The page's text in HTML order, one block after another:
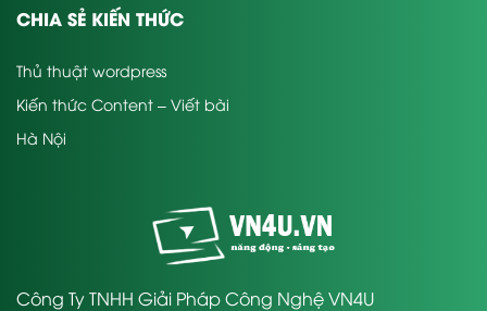
CHIA SẺ KIẾN THỨC
Thủ thuật wordpress
Kiến thức Content – Viết bài
Hà Nội
Công Ty TNHH Giải Pháp Công Nghệ VN4U